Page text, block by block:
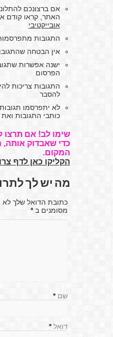
אם ברצונכם
האתר, קראו קודם
אובייקטיבי
התגובות
אין הבטחה
ישנה אפשרות
הפרסום
התגובות צריכות
להסבר
לא יתפרסמו
כותבי התגובות ואת
שימו לב! אם תרצו
כדי שאבדוק אותה,
המקום.
הקליקו כאן לדף
מה יש לך
כתובת הדואל שלך לא
מסומנים ב*
שם *
דואל *